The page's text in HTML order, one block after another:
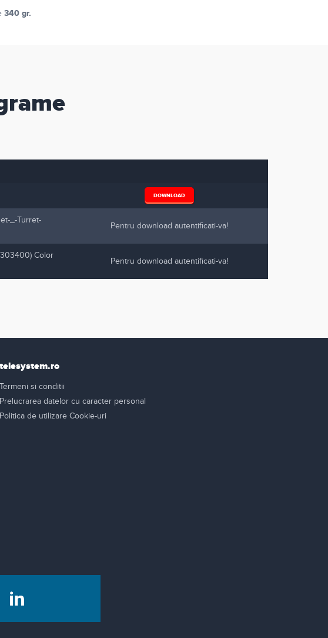
340 gr.
DOWNLOAD
_-Turret-
Pentru download autentificati-va!
Color
Pentru download autentificati-va!
telesystem.ro
Termeni si conditii
Prelucrarea datelor cu caracter personal
Politica de utilizare Cookie-uri